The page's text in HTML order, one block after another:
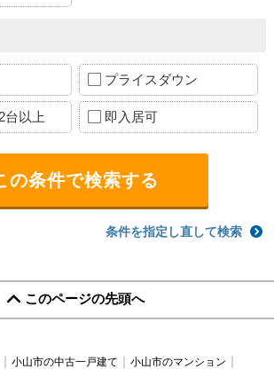
プライスダウン
台以上 即入居可
条件を指定し直して検索
このページの先頭へ
小山市の中古一戸建て
小山市のマンション